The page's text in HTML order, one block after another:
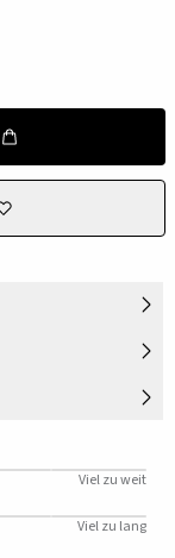
Viel zu weit
Viel zu lang